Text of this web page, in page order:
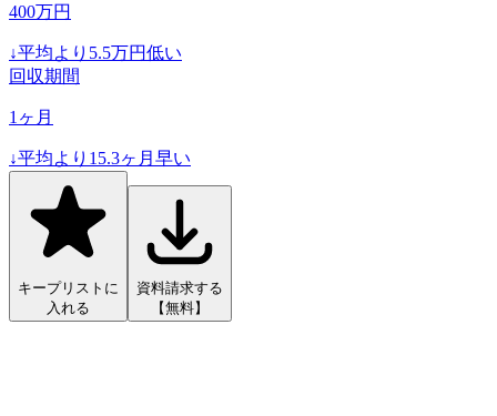
400万円
↓平均より 5.5万円低い
回収期間
1 ヶ月
↓平均より 15.3ヶ月早い
キープリストに
入れる
資料請求する
【無料】